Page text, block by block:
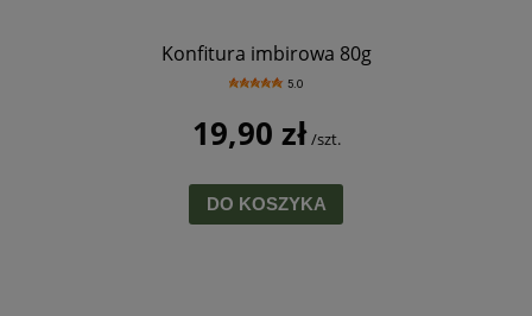
Konfitura imbirowa 80g
5.0
19,90 zł/szt.
DO KOSZYKA